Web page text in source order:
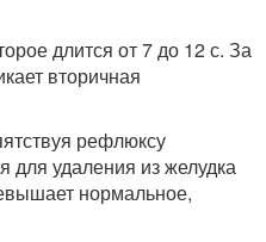
длится от 7 до 12 с. За
вторичная
рефлюксу
удаления из желудка
нормальное,